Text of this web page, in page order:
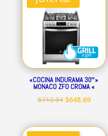
$399.50.
«COCINA INDURAMA 30″»
MONACO ZFO CROMA «
$712.84 El
original
$648.69El
actual